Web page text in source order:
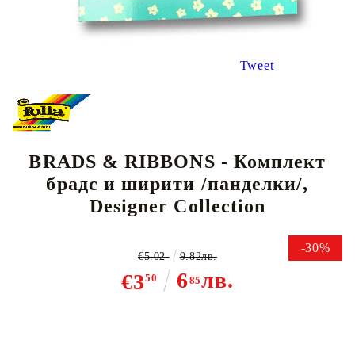
Tweet
BRADS & RIBBONS - Комплект
брадс и ширити /панделки/,
Designer Collection
-30%
€350 685лв.
€5.02 9.82лв.